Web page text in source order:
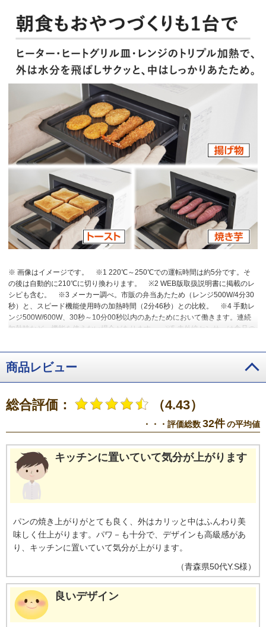
※ 画像はイメージです。
※1 220℃～250℃での運転時間は約5分です。そ
の後は自動的に210℃に切り換わります。
※2 WEB版取扱説明書に掲載のレ
シピも含む。
※3 メーカー調べ。市販の弁当あたため（レンジ500W/4分30
秒）と、スピード機能使用時の加熱時間（2分46秒）との比較。
※4 手動レ
ンジ500W/600W、30秒～10分00秒以内のあたためにおいて働きます。連続
加熱時など、機能を使えない場合があります。
※5 赤外線センサーは食品の
ます。内部の温度は、食品の種類や厚みなどによって設定温度より高くなっ
たり、低くなったりすることがあります。
定」を2回押し、ダイヤルで温度を設定します。
※7 加熱後かき混ぜて、温
度を確認してください。
商品レビュー
総合評価： （4.43）
・・・評価総数32件の平均値
キッチンに置いていて気分が上がります
パンの焼き上がりがとても良く、外はカリッと中はふんわり美
味しく仕上がります。パワ－も十分で、デザインも高級感があ
り、キッチンに置いていて気分が上がります。
（青森県50代Y.S様）
良いデザイン